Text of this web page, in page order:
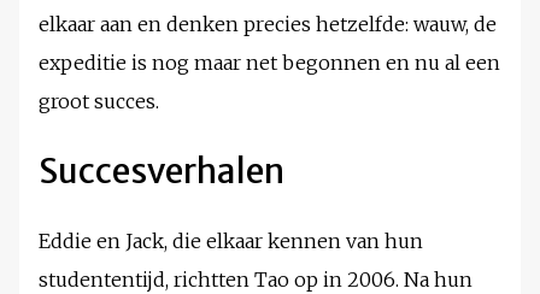
elkaar aan en denken precies hetzelfde: wauw, de
expeditie is nog maar net begonnen en nu al een
groot succes.
Succesverhalen
Eddie en Jack, die elkaar kennen van hun
studententijd, richtten Tao op in 2006. Na hun